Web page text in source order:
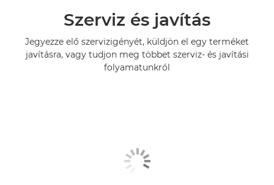
Szerviz és javítás
Jegyezze elő szervizigényét, küldjön el egy terméket
javításra, vagy tudjon meg többet szerviz- és javítási
folyamatunkról